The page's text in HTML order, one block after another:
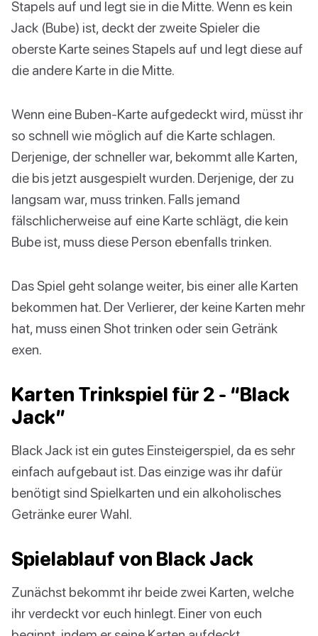
Stapels auf und legt sie in die Mitte. Wenn es kein
Jack (Bube) ist, deckt der zweite Spieler die
oberste Karte seines Stapels auf und legt diese auf
die andere Karte in die Mitte.
Wenn eine Buben-Karte aufgedeckt wird, müsst ihr
so schnell wie möglich auf die Karte schlagen.
Derjenige, der schneller war, bekommt alle Karten,
die bis jetzt ausgespielt wurden. Derjenige, der zu
langsam war, muss trinken. Falls jemand
fälschlicherweise auf eine Karte schlägt, die kein
Bube ist, muss diese Person ebenfalls trinken.
Das Spiel geht solange weiter, bis einer alle Karten
bekommen hat. Der Verlierer, der keine Karten mehr
hat, muss einen Shot trinken oder sein Getränk
exen.
Karten Trinkspiel für 2 - “Black
Jack”
Black Jack ist ein gutes Einsteigerspiel, da es sehr
einfach aufgebaut ist. Das einzige was ihr dafür
benötigt sind Spielkarten und ein alkoholisches
Getränke eurer Wahl.
Spielablauf von Black Jack
Zunächst bekommt ihr beide zwei Karten, welche
ihr verdeckt vor euch hinlegt. Einer von euch